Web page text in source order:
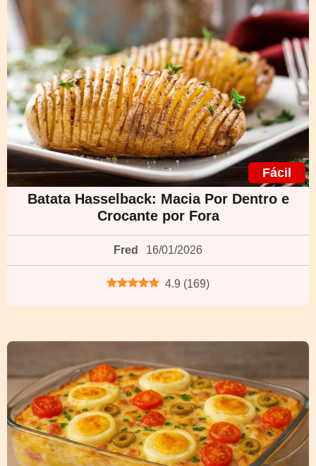
Fácil
Batata Hasselback: Macia Por Dentro e
Crocante por Fora
Fred 16/01/2026
4.9 (169)